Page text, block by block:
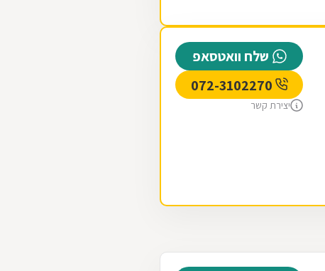
שלח וואטסאפ
יצירת קשר